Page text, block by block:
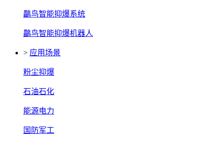
鸓鸟智能抑爆系统
鸓鸟智能抑爆机器人
> 应用场景
粉尘抑爆
石油石化
能源电力
国防军工